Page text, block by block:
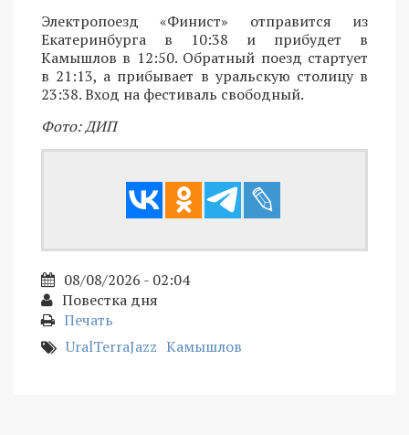
Электропоезд «Финист» отправится из
Екатеринбурга в 10:38 и прибудет в
Камышлов в 12:50. Обратный поезд стартует
в 21:13, а прибывает в уральскую столицу в
23:38. Вход на фестиваль свободный.
Фото: ДИП
08/08/2026 - 02:04
Повестка дня
Печать
UralTerraJazz Камышлов